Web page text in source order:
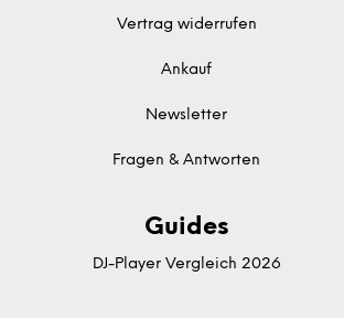
Vertrag widerrufen
Ankauf
Newsletter
Fragen & Antworten
Guides
DJ-Player Vergleich 2026